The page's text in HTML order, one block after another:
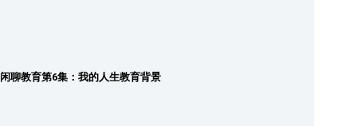
闲聊教育第6集：我的人生教育背景